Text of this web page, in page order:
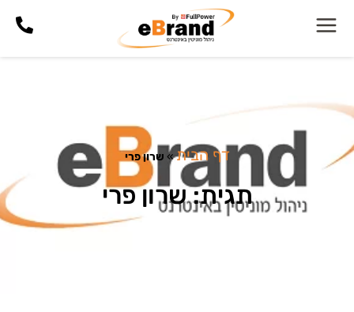
דף הבית» שרון פרי
תגית: שרון פרי